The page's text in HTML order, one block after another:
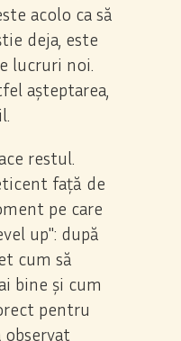
acolo ca să
deja, este
lucruri noi.
așteptarea,
restul.
față de
pe care
up": după
cum să
bine și cum
pentru